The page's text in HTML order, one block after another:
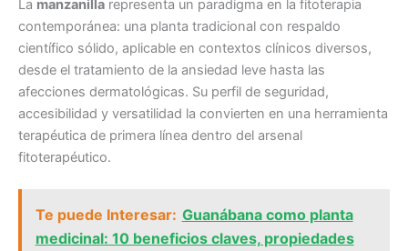
La manzanilla representa un paradigma en la fitoterapia
contemporánea: una planta tradicional con respaldo
científico sólido, aplicable en contextos clínicos diversos,
desde el tratamiento de la ansiedad leve hasta las
afecciones dermatológicas. Su perfil de seguridad,
accesibilidad y versatilidad la convierten en una herramienta
terapéutica de primera línea dentro del arsenal
fitoterapéutico.
Te puede Interesar: Guanábana como planta
medicinal: 10 beneficios claves, propiedades